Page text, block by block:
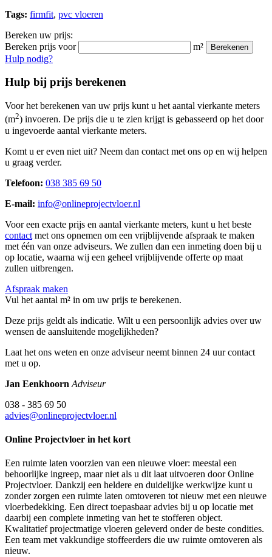
Tags: firmfit, pvc vloeren
Bereken uw prijs:
Bereken prijs voor
m² Berekenen
Hulp nodig?
Hulp bij prijs berekenen
Voor het berekenen van uw prijs kunt u het aantal vierkante meters
(m2) invoeren. De prijs die u te zien krijgt is gebasseerd op het door
u ingevoerde aantal vierkante meters.
Komt u er even niet uit? Neem dan contact met ons op en wij helpen
u graag verder.
Telefoon: 038 385 69 50
E-mail: info@onlineprojectvloer.nl
Voor een exacte prijs en aantal vierkante meters, kunt u het beste
contact met ons opnemen om een vrijblijvende afspraak te maken
met één van onze adviseurs. We zullen dan een inmeting doen bij u
op locatie, waarna wij een geheel vrijblijvende offerte op maat
zullen uitbrengen.
Afspraak maken
Vul het aantal m² in om uw prijs te berekenen.
Deze prijs geldt als indicatie. Wilt u een persoonlijk advies over uw
wensen de aansluitende mogelijkheden?
Laat het ons weten en onze adviseur neemt binnen 24 uur contact
met u op.
Jan Eenkhoorn Adviseur
038 - 385 69 50
advies@onlineprojectvloer.nl
Online Projectvloer in het kort
Een ruimte laten voorzien van een nieuwe vloer: meestal een
behoorlijke ingreep, maar niet als u dit laat uitvoeren door Online
Projectvloer. Dankzij een heldere en duidelijke werkwijze kunt u
zonder zorgen een ruimte laten omtoveren tot nieuw met een nieuwe
vloerbedekking. Een direct toepasbaar advies bij u op locatie met
daarbij een complete inmeting van het te stofferen object.
Kwalitatief projectmatige vloeren geleverd onder de beste condities.
Een team met vakkundige stoffeerders die uw ruimte omtoveren als
nieuw.